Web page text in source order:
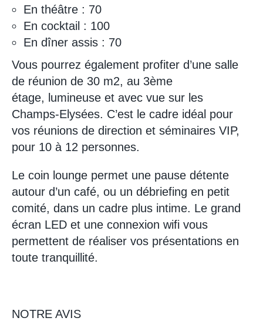
En théâtre : 70
En cocktail : 100
En dîner assis : 70
Vous pourrez également profiter d’une salle
de réunion de 30 m2, au 3ème
étage, lumineuse et avec vue sur les
Champs-Elysées. C’est le cadre idéal pour
vos réunions de direction et séminaires VIP,
pour 10 à 12 personnes.
Le coin lounge permet une pause détente
autour d’un café, ou un débriefing en petit
comité, dans un cadre plus intime. Le grand
écran LED et une connexion wifi vous
permettent de réaliser vos présentations en
toute tranquillité.
NOTRE AVIS